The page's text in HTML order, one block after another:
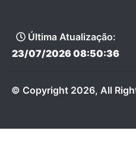
Última Atualização:
23/07/2026 08:50:36
© Copyright 2026, All